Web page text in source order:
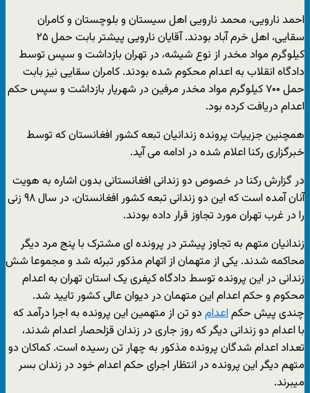
احمد نارویی، محمد نارویی اهل سیستان و بلوچستان و کامران
سقایی، اهل خرم آباد بودند. آقایان نارویی پیشتر بابت حمل ۲۵
کیلوگرم مواد مخدر از نوع شیشه، در تهران بازداشت و سپس توسط
دادگاه انقلاب به اعدام محکوم شده بودند. کامران سقایی نیز بابت
حمل ۷۰۰ کیلوگرم مواد مخدر مرفین در شهریار بازداشت و سپس حکم
اعدام دریافت کرده بود.
همچنین جزییات پرونده زندانیان تبعه کشور افغانستان که توسط
خبرگزاری رکنا اعلام شده در ادامه می آید.
در گزارش رکنا در خصوص دو زندانی افغانستانی بدون اشاره به هویت
آنان آمده است که این دو زندانی تبعه کشور افغانستان، در سال ۹۸ زنی
را در غرب تهران مورد تجاوز قرار داده بودند.
زندانیان متهم به تجاوز پیشتر در پرونده ای مشترک با پنج مرد دیگر
محاکمه شدند. یکی از متهمان از اتهام مذکور تبرئه شد و مجموعا شش
زندانی در این پرونده توسط دادگاه کیفری یک استان تهران به اعدام
محکوم و حکم اعدام این متهمان در دیوان عالی کشور تایید شد.
چندی پیش حکماعدام دو تن از متهمین این پرونده به اجرا درآمد که
با اعدام دو زندانی دیگر که روز جاری در زندان قزلحصار اعدام شدند،
تعداد اعدام شدگان پرونده مذکور به چهار تن رسیده است. کماکان دو
متهم دیگر این پرونده در انتظار اجرای حکم اعدام خود در زندان بسر
میبرند.